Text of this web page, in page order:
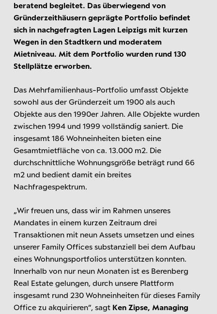
beratend begleitet. Das überwiegend von
Gründerzeithäusern geprägte Portfolio befindet
sich in nachgefragten Lagen Leipzigs mit kurzen
Wegen in den Stadtkern und moderatem
Mietniveau. Mit dem Portfolio wurden rund 130
Stellplätze erworben.
Das Mehrfamilienhaus-Portfolio umfasst Objekte
sowohl aus der Gründerzeit um 1900 als auch
Objekte aus den 1990er Jahren. Alle Objekte wurden
zwischen 1994 und 1999 vollständig saniert. Die
insgesamt 186 Wohneinheiten bieten eine
Gesamtmietfläche von ca. 13.000 m2. Die
durchschnittliche Wohnungsgröße beträgt rund 66
m2 und bedient damit ein breites
Nachfragespektrum.
„Wir freuen uns, dass wir im Rahmen unseres
Mandates in einem kurzen Zeitraum drei
Transaktionen mit neun Assets umsetzen und eines
unserer Family Offices substanziell bei dem Aufbau
eines Wohnungsportfolios unterstützen konnten.
Innerhalb von nur neun Monaten ist es Berenberg
Real Estate gelungen, durch unsere Plattform
insgesamt rund 230 Wohneinheiten für dieses Family
Office zu akquirieren“, sagt Ken Zipse, Managing